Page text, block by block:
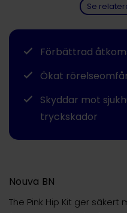
Nouva BN
The Pink Hip Kit ger
Se
Förbättrad
Ökat
Skyddar mot
tryckskador